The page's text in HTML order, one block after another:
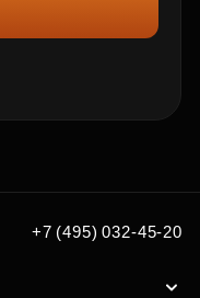
+7 (495) 032-45-20